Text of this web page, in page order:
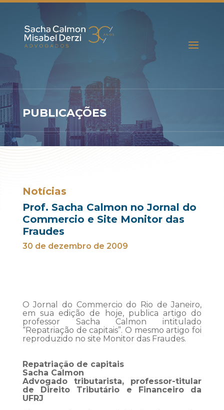
PUBLICAÇÕES
Notícias
Prof. Sacha Calmon no Jornal do
Commercio e Site Monitor das
Fraudes
30 de dezembro de 2009
O Jornal do Commercio do Rio de Janeiro,
em sua edição de hoje, publica artigo do
professor Sacha Calmon intitulado
“Repatriação de capitais”. O mesmo artigo foi
reproduzido no site Monitor das Fraudes.
Repatriação de capitais
Sacha Calmon
Advogado tributarista, professor-titular
de Direito Tributário e Financeiro da
UFRJ